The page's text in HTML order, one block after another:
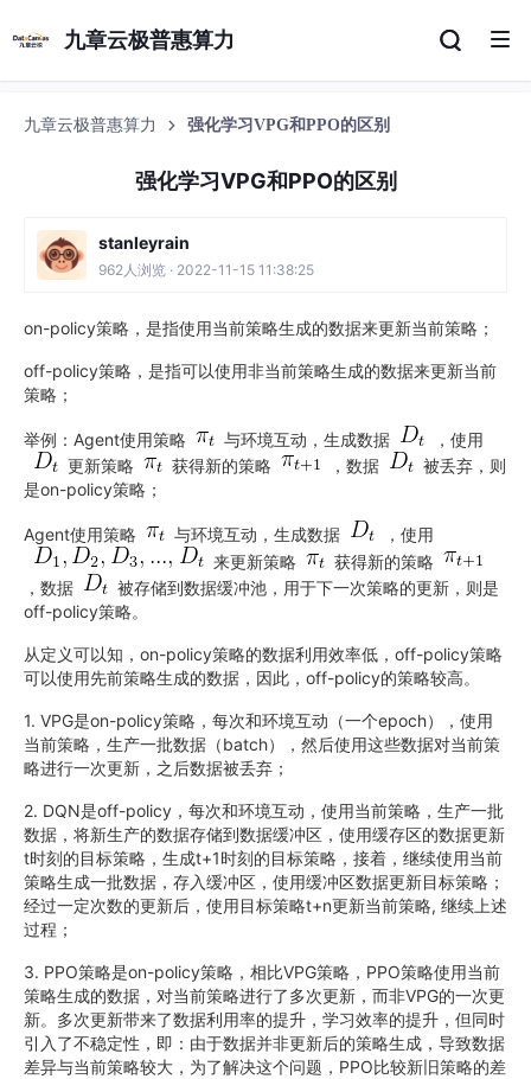
九章云极普惠算力
九章云极普惠算力 强化学习VPG和PPO的区别
强化学习VPG和PPO的区别
stanleyrain
962人浏览 · 2022-11-15 11:38:25
on-policy策略，是指使用当前策略生成的数据来更新当前策略；
off-policy策略，是指可以使用非当前策略生成的数据来更新当前
策略；
举例：Agent使用策略 与环境互动，生成数据
，使用
更新策略
获得新的策略 ，数据
被丢弃，则
是on-policy策略；
Agent使用策略 与环境互动，生成数据
，使用
来更新策略
获得新的策略
，数据
被存储到数据缓冲池，用于下一次策略的更新，则是
off-policy策略。
从定义可以知，on-policy策略的数据利用效率低，off-policy策略
可以使用先前策略生成的数据，因此，off-policy的策略较高。
1. VPG是on-policy策略，每次和环境互动（一个epoch），使用
当前策略，生产一批数据（batch），然后使用这些数据对当前策
略进行一次更新，之后数据被丢弃；
2. DQN是off-policy，每次和环境互动，使用当前策略，生产一批
数据，将新生产的数据存储到数据缓冲区，使用缓存区的数据更新
t时刻的目标策略，生成t+1时刻的目标策略，接着，继续使用当前
策略生成一批数据，存入缓冲区，使用缓冲区数据更新目标策略；
经过一定次数的更新后，使用目标策略t+n更新当前策略, 继续上述
过程；
3. PPO策略是on-policy策略，相比VPG策略，PPO策略使用当前
策略生成的数据，对当前策略进行了多次更新，而非VPG的一次更
新。多次更新带来了数据利用率的提升，学习效率的提升，但同时
引入了不稳定性，即：由于数据并非更新后的策略生成，导致数据
差异与当前策略较大，为了解决这个问题，PPO比较新旧策略的差